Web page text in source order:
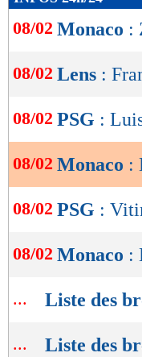
de
lecture
OK
08/02 Monaco :
08/02 Lens :
08/02 PSG :
08/02 Monaco :
08/02 PSG :
08/02 Monaco :
... Liste des
... Liste des